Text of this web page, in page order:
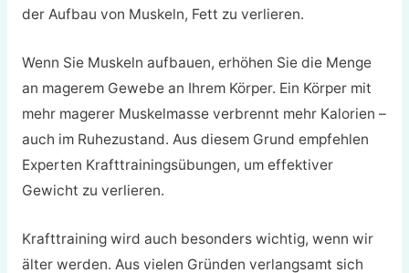
der Aufbau von Muskeln, Fett zu verlieren.
Wenn Sie Muskeln aufbauen, erhöhen Sie die Menge
an magerem Gewebe an Ihrem Körper. Ein Körper mit
mehr magerer Muskelmasse verbrennt mehr Kalorien –
auch im Ruhezustand. Aus diesem Grund empfehlen
Experten Krafttrainingsübungen, um effektiver
Gewicht zu verlieren.
Krafttraining wird auch besonders wichtig, wenn wir
älter werden. Aus vielen Gründen verlangsamt sich